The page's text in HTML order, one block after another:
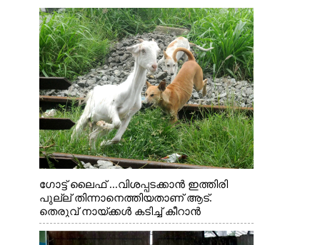
ഗോട്ട് ലൈഫ് ...വിശപ്പടക്കാൻ ഇത്തിരി
പുല്ല് തിന്നാനെത്തിയതാണ് ആട്.
തെരുവ് നായ്ക്കൾ കടിച്ച് കീറാൻ
വന്നതോടെ വയറിന്റെ ആന്തൽ മറന്ന്
ജീവന് വേണ്ടിയായി ഓട്ടം. എറണാകുളം